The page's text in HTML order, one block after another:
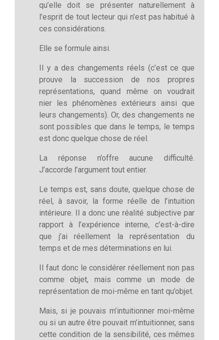
qu’elle doit se présenter naturellement à
l’esprit de tout lecteur qui n’est pas habitué à
ces considérations.
Elle se formule ainsi.
Il y a des changements réels (c’est ce que
prouve la succession de nos propres
représentations, quand même on voudrait
nier les phénomènes extérieurs ainsi que
leurs changements). Or, des changements ne
sont possibles que dans le temps, le temps
est donc quelque chose de réel.
La réponse n’offre aucune difficulté.
J’accorde l’argument tout entier.
Le temps est, sans doute, quelque chose de
réel, à savoir, la forme réelle de l’intuition
intérieure. Il a donc une réalité subjective par
rapport à l’expérience interne, c’est-à-dire
que j’ai réellement la représentation du
temps et de mes déterminations en lui.
Il faut donc le considérer réellement non pas
comme objet, mais comme un mode de
représentation de moi-même en tant qu’objet.
Mais, si je pouvais m’intuitionner moi-même
ou si un autre être pouvait m’intuitionner, sans
cette condition de la sensibilité, ces mêmes